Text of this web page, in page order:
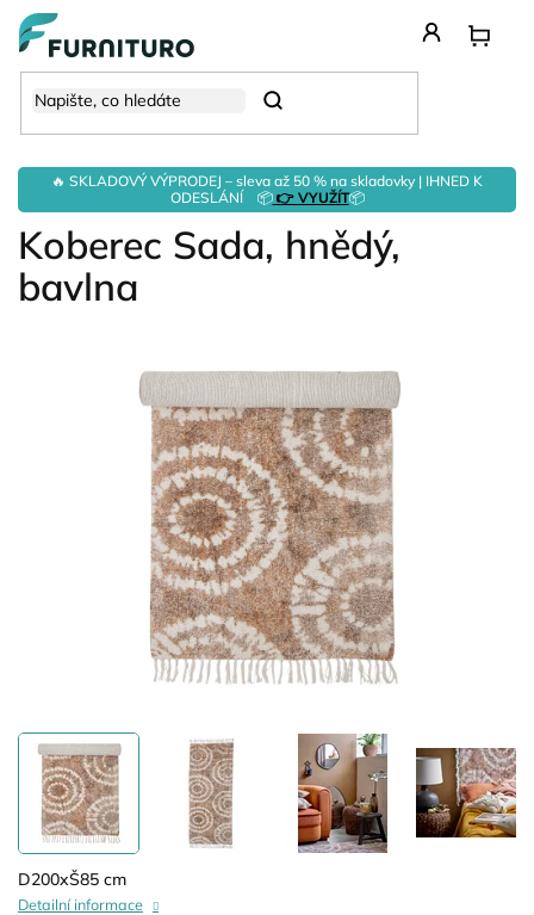
Přejít
obsah
🔥 SKLADOVÝ VÝPRODEJ – sleva až 50 % na skladovky | IHNED K
ODESLÁNÍ 📦👉 VYUŽÍT📦
Hledat
Koberec Sada, hnědý,
bavlna
D200xŠ85 cm
Detailní informace